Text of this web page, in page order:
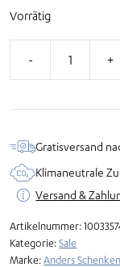
€
Vorrätig
Schlüsselanhänger
Das
ist
schön
Menge
Gratisversand
Klimaneutrale
Versand &
Artikelnummer:
Kategorie:Sale
Marke:Anders Schenken